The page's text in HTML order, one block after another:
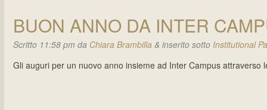
BUON ANNO DA INTER
Scritto 11:58 pm da Chiara Brambilla & inserito sotto Institutional
Gli auguri per un nuovo anno insieme ad Inter Campus